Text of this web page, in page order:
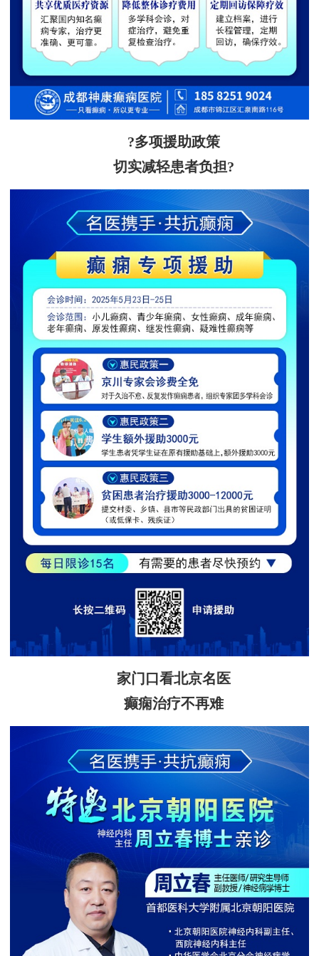
?多项援助政策
切实减轻患者负担?
家门口看北京名医
癫痫治疗不再难